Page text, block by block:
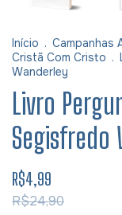
Início . Campanhas
Cristã Com Cristo .
Wanderley
Livro
Segisfredo
R$4,99
R$24,90